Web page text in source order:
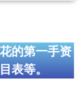
的第一手资
表等。